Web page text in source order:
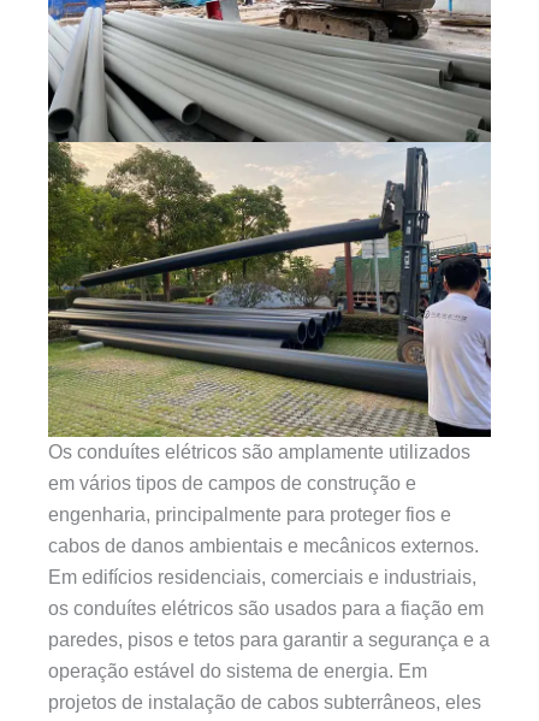
Os conduítes elétricos são amplamente utilizados
em vários tipos de campos de construção e
engenharia, principalmente para proteger fios e
cabos de danos ambientais e mecânicos externos.
Em edifícios residenciais, comerciais e industriais,
os conduítes elétricos são usados para a fiação em
paredes, pisos e tetos para garantir a segurança e a
operação estável do sistema de energia. Em
projetos de instalação de cabos subterrâneos, eles